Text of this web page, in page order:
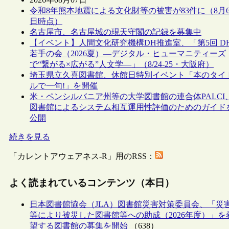
令和8年熊本地震による文化財等の被害が83件に（8月
日時点）
名古屋市、名古屋城の現天守閣の記録を募集中
【イベント】人間文化研究機構DH推進室、「第5回
若手の会（2026夏）―デジタル・ヒューマニティーズ
で“繋がる×広がる”人文学―」（8/24-25・大阪府）
埼玉県立久喜図書館、休館日特別イベント「本のタイ
ルで一句!」を開催
米・ペンシルバニア州等の大学図書館の連合体PALCI、
図書館によるシステム相互運用性評価のためのガイド
公開
続きを見る
「カレントアウェアネス-R」用のRSS：
よく読まれているコンテンツ（本日）
日本図書館協会（JLA）図書館災害対策委員会、「災
等により被災した図書館等への助成（2026年度）」を
望する図書館の募集を開始 （638）